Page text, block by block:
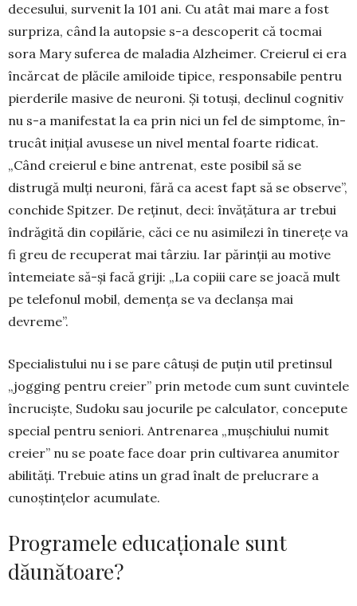
decesului, survenit la 101 ani. Cu atât mai mare a fost
sur­priza, când la autopsie s-a descoperit că tocmai
sora Mary suferea de maladia Alzheimer. Creierul ei era
încăr­cat de plăcile amiloide tipice, res­ponsabile pentru
pierderile ma­sive de neuroni. Și totuși, declinul cog­nitiv
nu s-a manifestat la ea prin nici un fel de simptome, în­
trucât inițial avusese un nivel men­tal foarte ridicat.
„Când creierul e bine antrenat, este po­sibil să se
distrugă mulți neuroni, fără ca acest fapt să se observe”,
conchide Spitzer. De reținut, deci: învățătura ar trebui
îndrăgită din copilărie, căci ce nu asimilezi în tinerețe va
fi greu de recuperat mai târziu. Iar părinții au motive
întemeiate să-și facă griji: „La copiii care se joacă mult
pe tele­fonul mobil, demența se va declanșa mai
devreme”.
Specialistului nu i se pare câtuși de puțin util pretinsul
„jogging pentru creier” prin metode cum sunt cuvintele
încruciște, Sudoku sau jocurile pe calculator, concepute
special pentru seniori. An­trenarea „mușchiului numit
creier” nu se poate face doar prin cultivarea anumitor
abilități. Tre­buie atins un grad înalt de prelucrare a
cunoș­tin­țelor acumulate.
Programele educaționale sunt
dăunătoare?